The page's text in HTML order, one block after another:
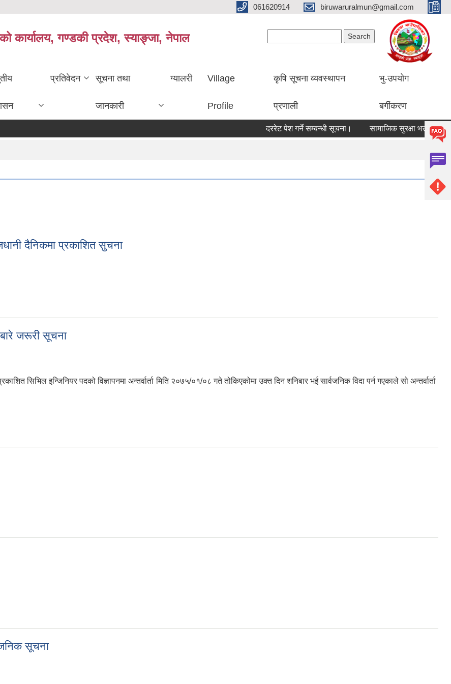
061620914 biruwaruralmun@gmail.com
कार्यालय, गण्डकी प्रदेश, स्याङ्जा, नेपाल
प्रतिवेदन सूचना तथा
जानकारी
ग्यालरी Village
Profile
कृषि सूचना व्यवस्थापन
प्रणाली
भु-उपयोग
बर्गीकरण
दररेट पेश गर्ने सम्बन्धी सूचना। सामाजिक सुरक्षा भत्ता रकम जम्मा
दैनिकमा प्रकाशित सुचना
बारे जरूरी सूचना
सिभिल इन्जिनियर पदको विज्ञापनमा अन्तर्वार्ता मिति २०७५/०१/०८ गते तोकिएकोमा उक्त दिन शनिबार भई सार्वजनिक विदा पर्न गएकाले सो अन्तर्वार्ता
सूचना